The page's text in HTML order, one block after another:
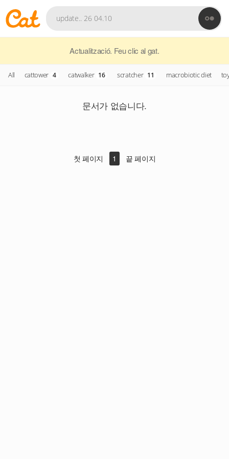
Actualització. Feu clic al gat.
All cattower 4 catwalker 16 scratcher 11 macrobiotic diet
문서가 없습니다.
첫 페이지 1 끝 페이지